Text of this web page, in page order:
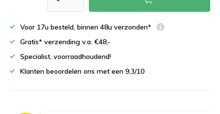
Voor 17u besteld, binnen 48u verzonden*
Gratis* verzending v.a. €48,-
Specialist, voorraadhoudend!
Klanten beoordelen ons met een 9,3/10